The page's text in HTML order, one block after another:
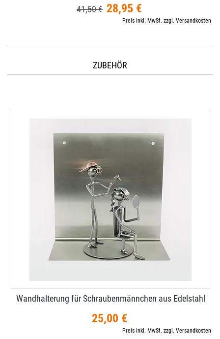
41,50 € 28,95 €
Preis inkl. MwSt. zzgl. Versandkosten
ZUBEHÖR
Wandhalterung für Schraubenmännchen aus Edelstahl
25,00 €
Preis inkl. MwSt. zzgl. Versandkosten